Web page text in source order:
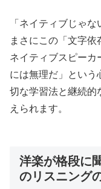
「ネイティブじゃ
まさにこの「文字依
ネイティブスピーカ
には無理だ」という
切な学習法と継続的
えられます。
洋楽が格段に
のリスニング